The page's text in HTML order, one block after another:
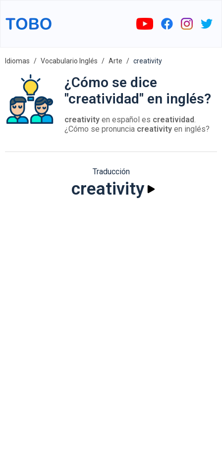
Idiomas Vocabulario Inglés Arte creativity
¿Cómo se dice
"creatividad" en inglés?
creativity en español es creatividad.
¿Cómo se pronuncia creativity en inglés?
Traducción
creativity